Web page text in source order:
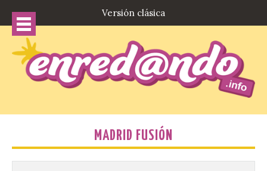
Versión clásica
MADRID FUSIÓN